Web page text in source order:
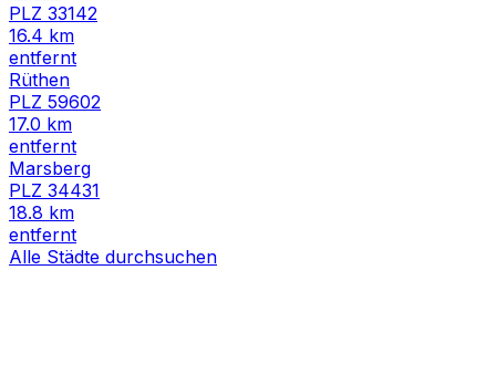
PLZ 33142
16.4 km
entfernt
Rüthen
PLZ 59602
17.0 km
entfernt
Marsberg
PLZ 34431
18.8 km
entfernt
Alle Städte durchsuchen